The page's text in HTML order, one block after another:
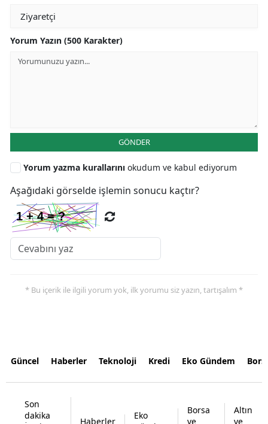
Yorum Yazın (500 Karakter)
GÖNDER
Yorum yazma kurallarını okudum ve kabul ediyorum
Aşağıdaki görselde işlemin sonucu kaçtır?
* Bu içerik ile ilgili yorum yok, ilk yorumu siz yazın, tartışalım *
Güncel Haberler Teknoloji Kredi Eko Gündem
Son
dakika
Haberler
Eko
Borsa
ve
Altın
ve